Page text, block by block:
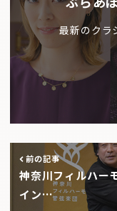
最新のクラ
前の記事
神奈川フィルハー
イン…